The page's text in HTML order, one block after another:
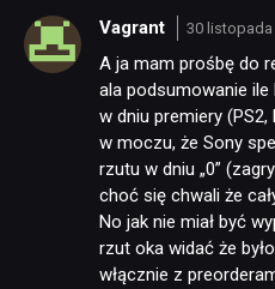
Vagrant 30 listopada
A ja mam prośbę do
ala podsumowanie
w dniu premiery
w moczu, że Sony
rzutu w dniu „0”
choć się chwali że
No jak nie miał być
rzut oka widać że
włącznie z